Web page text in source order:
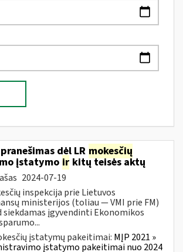
dėl LR mokesčių
įstatymo ir kitų teisės aktų
2024-07-19
inspekcija prie Lietuvos
ministerijos (toliau — VMI prie FM)
įgyvendinti Ekonomikos
įstatymų pakeitimai: MĮP 2021 »
įstatymo pakeitimai nuo 2024